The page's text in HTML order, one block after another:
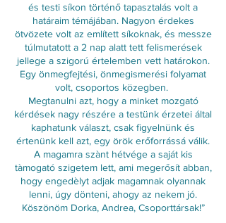
és testi síkon történő tapasztalás volt a
határaim témájában. Nagyon érdekes
ötvözete volt az említett síkoknak, és messze
túlmutatott a 2 nap alatt tett felismerések
jellege a szigorú értelemben vett határokon.
Egy önmegfejtési, önmegismerési folyamat
volt, csoportos közegben.
Megtanulni azt, hogy a minket mozgató
kérdések nagy részére a testünk érzetei által
kaphatunk választ, csak figyelnünk és
értenünk kell azt, egy örök erőforrássá válik.
A magamra szànt hétvége a saját kis
tàmogató szigetem lett, ami megerősít abban,
hogy engedèlyt adjak magamnak olyannak
lenni, úgy dönteni, ahogy az nekem jó.
Köszönöm Dorka, Andrea, Csoporttársak!”